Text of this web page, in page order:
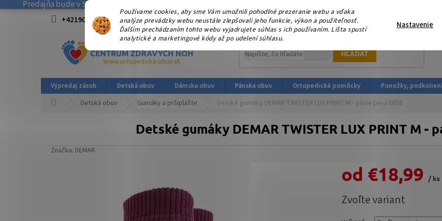
Používame cookies, aby sme Vám umožnili pohodlné prezeranie webu a vďaka
analýze prevádzky webu neustále zlepšovali jeho funkcie, výkon a použiteľnosť.
Ďalším prechádzaním tohto webu vyjadrujete súhlas s ich používaním. Lišta spustí
analytické a marketingové kódy až po udelení súhlasu.
Nastavenie
Predajňa bude v SOBOTU 08.08.2026 ZATVORENÁ! . Ďakujeme, že nás podporujete platbou v HOTOVOSTI ! V sobotu
+421908915827 od 15:00-17:00 hod. info@ortopedicka-obuv.sk
HĽADAŤ
Výpredaj zásob Detská obuv Dámska obuv Pánska obuv Ortopedické pomôcky Ponožky,
Detská obuv Gumáky a pršiplášte Detské gumáky DEMAR TWISTER LUX PRINT M - pávie perá 0038
Detské gumáky DEMAR TWISTER LUX PRINT M -
Značka: DEMAR
od €18,99
/ ks
cena:
Zvoľte variant